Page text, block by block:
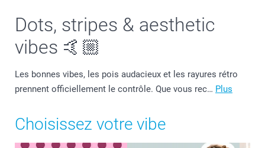
Dots, stripes & aesthetic
vibes 🤙🏼
Les bonnes vibes, les pois audacieux et les rayures rétro
prennent officiellement le contrôle. Que vous rec… Plus
Choisissez votre vibe